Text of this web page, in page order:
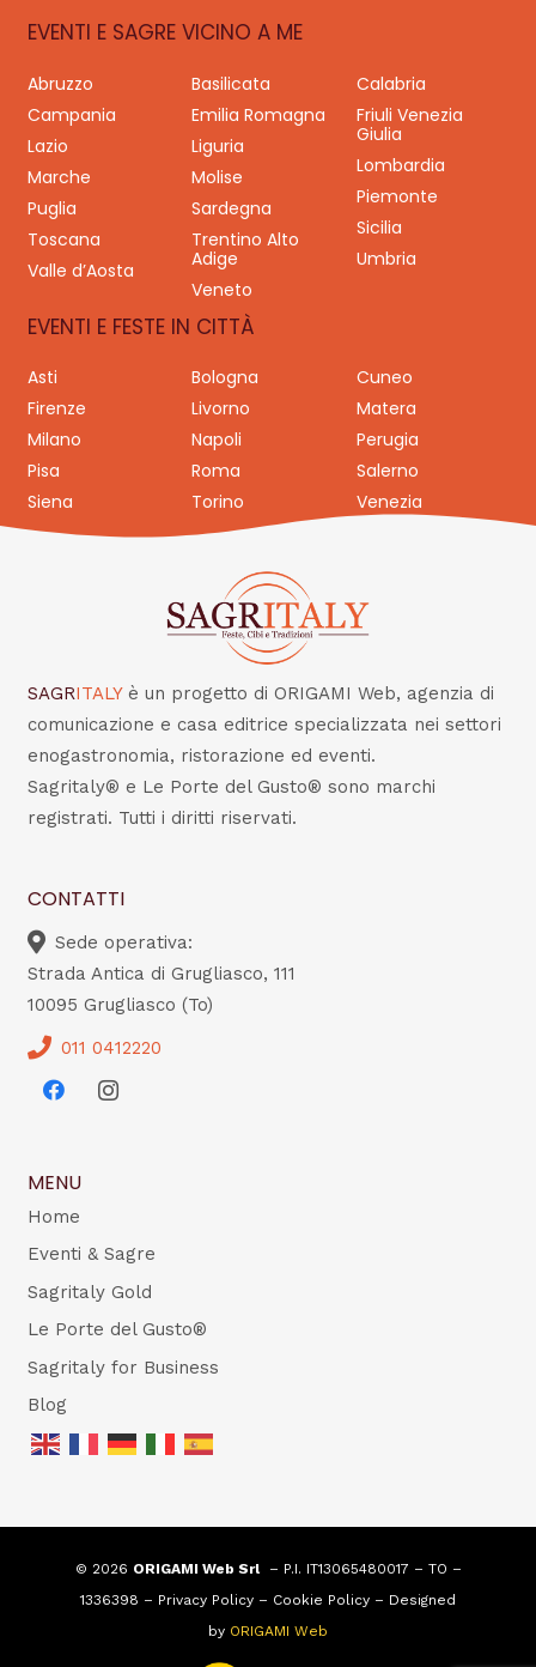
EVENTI E SAGRE VICINO A ME
Abruzzo Basilicata
Calabria
Campania
Emilia Romagna
Friuli Venezia
Giulia
Lazio
Liguria
Lombardia
Marche
Molise
Piemonte
Puglia
Sardegna
Sicilia
Toscana
Trentino Alto
Adige
Umbria
Valle d’Aosta
Veneto
EVENTI E FESTE IN CITTÀ
Asti Bologna
Cuneo
Firenze
Livorno
Matera
Milano
Napoli
Perugia
Pisa
Roma
Salerno
Siena
Torino Venezia
SAGRITALY è un progetto di ORIGAMI Web, agenzia di
comunicazione e casa editrice specializzata nei settori
enogastronomia, ristorazione ed eventi.
Sagritaly® e Le Porte del Gusto® sono marchi
registrati. Tutti i diritti riservati.
CONTATTI
Sede operativa:
Strada Antica di Grugliasco, 111
10095 Grugliasco (To)
011 0412220
MENU
Home
Eventi & Sagre
Sagritaly Gold
Le Porte del Gusto®
Sagritaly for Business
Blog
© 2026 ORIGAMI Web Srl– P.I. IT13065480017 – TO –
1336398 – Privacy Policy – Cookie Policy – Designed
by ORIGAMI Web